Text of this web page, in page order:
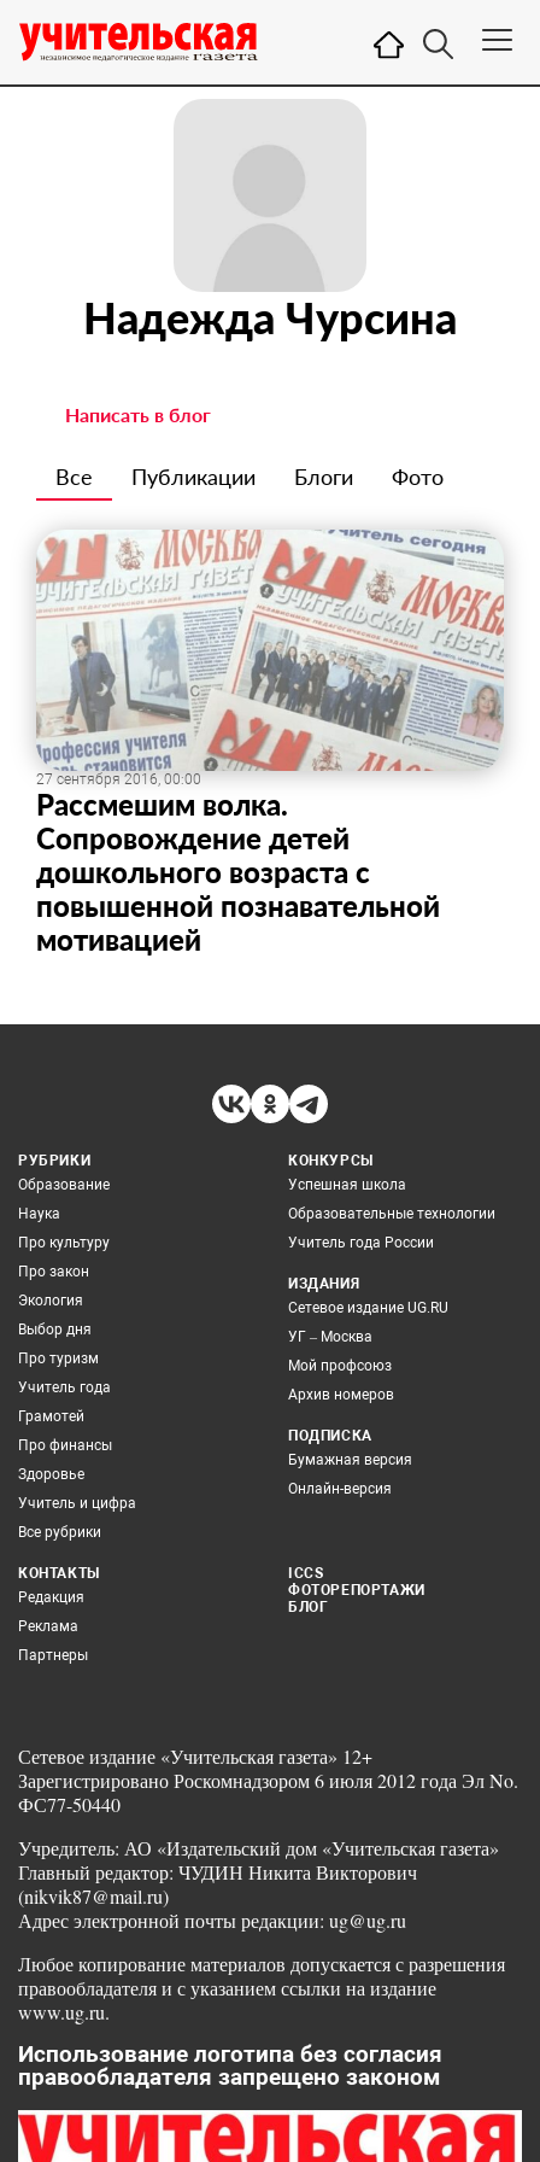
Надежда Чурсина
Написать в блог
Все Публикации Блоги Фото
27 сентября 2016, 00:00
Рассмешим волка.
Сопровождение детей
дошкольного возраста с
повышенной познавательной
мотивацией
РУБРИКИ
Образование
Наука
Про культуру
Про закон
Экология
Выбор дня
Про туризм
Учитель года
Грамотей
Про финансы
Здоровье
Учитель и цифра
Все рубрики
КОНКУРСЫ
Успешная школа
Образовательные технологии
Учитель года России
ИЗДАНИЯ
Сетевое издание UG.RU
УГ – Москва
Мой профсоюз
Архив номеров
ПОДПИСКА
Бумажная версия
Онлайн-версия
КОНТАКТЫ
Редакция
Реклама
Партнеры
ICCS
ФОТОРЕПОРТАЖИ
БЛОГ
Сетевое издание «Учительская газета» 12+
Зарегистрировано Роскомнадзором 6 июля 2012 года Эл No.
ФС77-50440
Учредитель: АО «Издательский дом «Учительская газета»
Главный редактор: ЧУДИН Никита Викторович
(nikvik87@mail.ru)
Адрес электронной почты редакции: ug@ug.ru
Любое копирование материалов допускается с разрешения
правообладателя и с указанием ссылки на издание
www.ug.ru.
Использование логотипа без согласия
правообладателя запрещено законом